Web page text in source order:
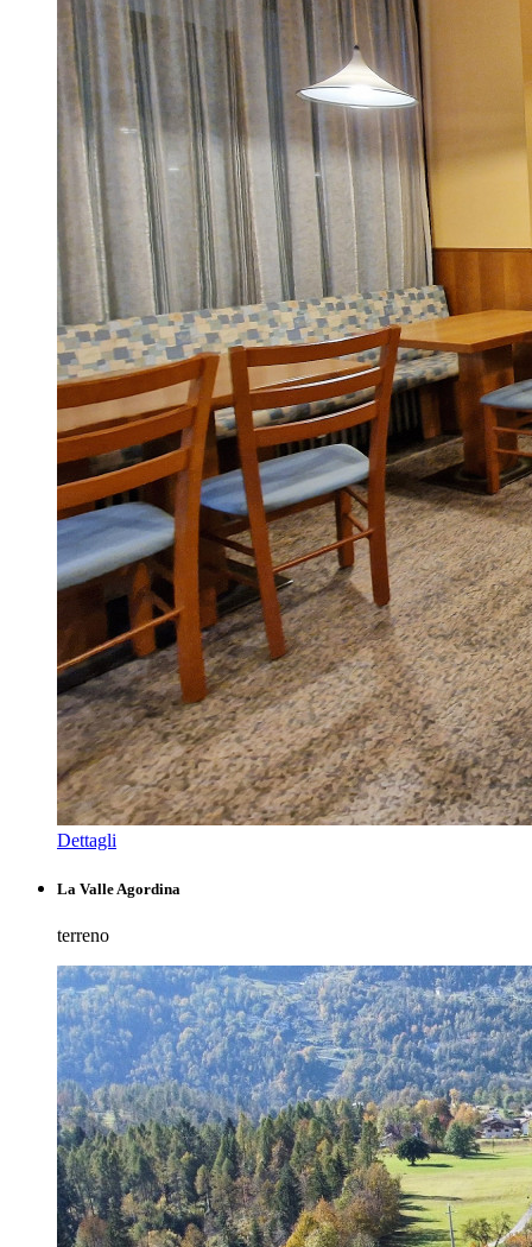
Dettagli
La Valle Agordina
terreno